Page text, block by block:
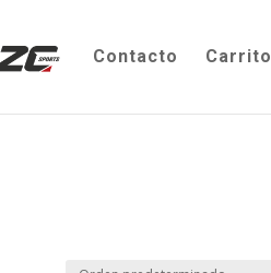
Contacto Carrito